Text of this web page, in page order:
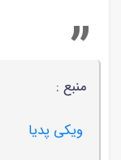
منبع :
ویکی پدیا